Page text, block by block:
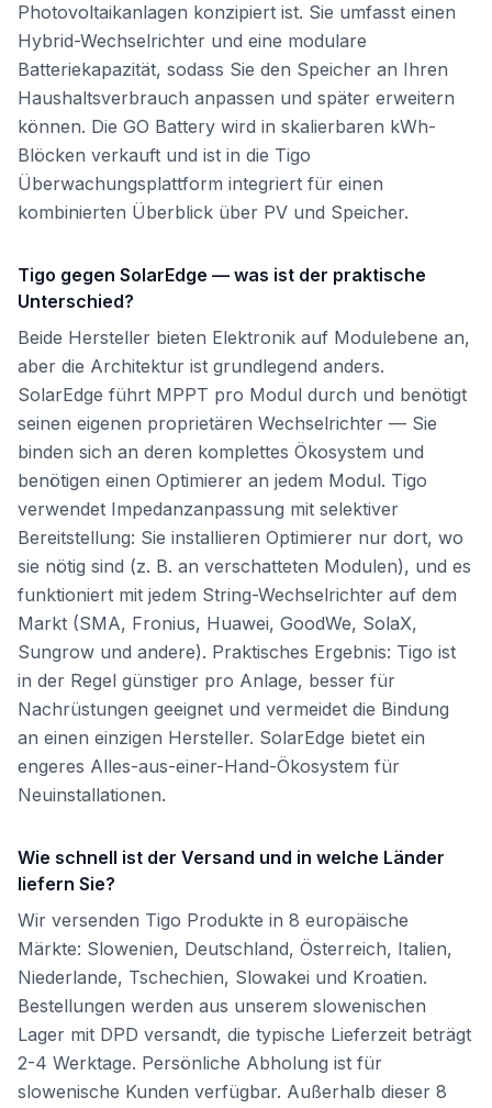
Photovoltaikanlagen konzipiert ist. Sie umfasst einen
Hybrid-Wechselrichter und eine modulare
Batteriekapazität, sodass Sie den Speicher an Ihren
Haushaltsverbrauch anpassen und später erweitern
können. Die GO Battery wird in skalierbaren kWh-
Blöcken verkauft und ist in die Tigo
Überwachungsplattform integriert für einen
kombinierten Überblick über PV und Speicher.
Tigo gegen SolarEdge — was ist der praktische
Unterschied?
Beide Hersteller bieten Elektronik auf Modulebene an,
aber die Architektur ist grundlegend anders.
SolarEdge führt MPPT pro Modul durch und benötigt
seinen eigenen proprietären Wechselrichter — Sie
binden sich an deren komplettes Ökosystem und
benötigen einen Optimierer an jedem Modul. Tigo
verwendet Impedanzanpassung mit selektiver
Bereitstellung: Sie installieren Optimierer nur dort, wo
sie nötig sind (z. B. an verschatteten Modulen), und es
funktioniert mit jedem String-Wechselrichter auf dem
Markt (SMA, Fronius, Huawei, GoodWe, SolaX,
Sungrow und andere). Praktisches Ergebnis: Tigo ist
in der Regel günstiger pro Anlage, besser für
Nachrüstungen geeignet und vermeidet die Bindung
an einen einzigen Hersteller. SolarEdge bietet ein
engeres Alles-aus-einer-Hand-Ökosystem für
Neuinstallationen.
Wie schnell ist der Versand und in welche Länder
liefern Sie?
Wir versenden Tigo Produkte in 8 europäische
Märkte: Slowenien, Deutschland, Österreich, Italien,
Niederlande, Tschechien, Slowakei und Kroatien.
Bestellungen werden aus unserem slowenischen
Lager mit DPD versandt, die typische Lieferzeit beträgt
2-4 Werktage. Persönliche Abholung ist für
slowenische Kunden verfügbar. Außerhalb dieser 8